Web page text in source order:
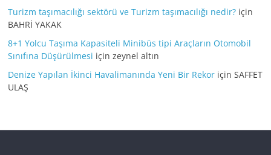
Turizm taşımacılığı sektörü ve Turizm taşımacılığı nedir? için
BAHRİ YAKAK
8+1 Yolcu Taşıma Kapasiteli Minibüs tipi Araçların Otomobil
Sınıfına Düşürülmesi içinzeynel altın
Denize Yapılan İkinci Havalimanında Yeni Bir Rekor içinSAFFET
ULAŞ